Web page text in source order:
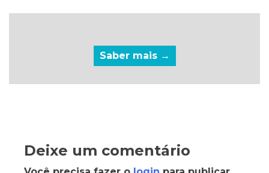
Saber mais →
Deixe um comentário